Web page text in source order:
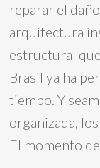
reparar el
arquitectura
estructural
Brasil ya ha
tiempo. Y
organizada,
El momento